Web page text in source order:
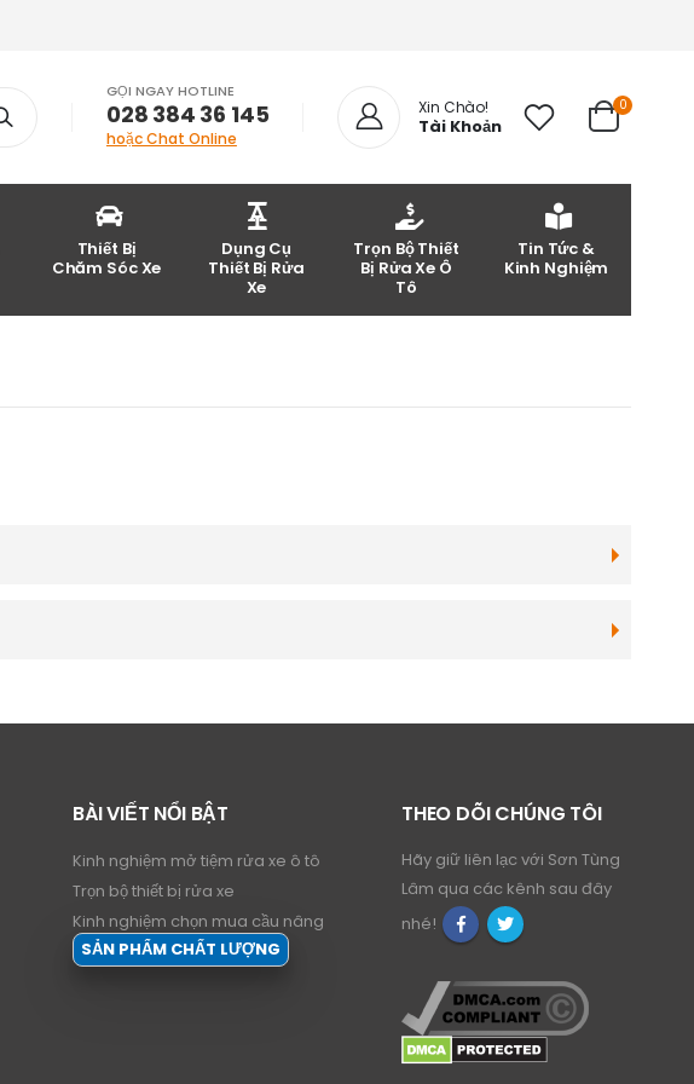
GỌI NGAY HOTLINE
028 384 36 145
hoặc Chat Online
Xin Chào!
Tài Khoản
0
Thiết Bị
Chăm Sóc Xe
Dụng Cụ
Thiết Bị Rửa
Xe
Trọn Bộ Thiết
Bị Rửa Xe Ô
Tô
Tin Tức &
Kinh Nghiệm
BÀI VIẾT NỔI BẬT
Kinh nghiệm mở tiệm rửa xe ô tô
Trọn bộ thiết bị rửa xe
Kinh nghiệm chọn mua cầu nâng
SẢN PHẨM CHẤT LƯỢNG
THEO DÕI CHÚNG TÔI
Hãy giữ liên lạc với Sơn Tùng
Lâm qua các kênh sau đây
nhé!